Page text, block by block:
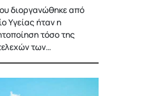
διοργανώθηκε από
Υγείας ήταν η
τόσο της
των…